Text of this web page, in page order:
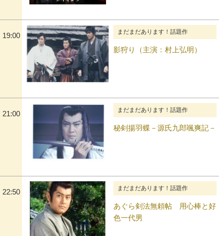
19:00 まだまだあります！話題作
影狩り（主演：村上弘明）
21:00 まだまだあります！話題作
秘剣揚羽蝶－源氏九郎颯爽記－
22:50 まだまだあります！話題作
あぐら剣法無頼帖 用心棒と好
色一代男